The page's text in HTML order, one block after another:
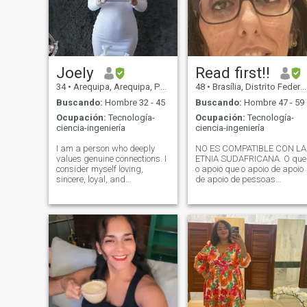
technology and I like
intellectual conversations. I’m
Kind, Understanding.
Affectionate and Very
Passionate with the right
man with a wallet to please
me, NOR a Perfect Body that
IMPRESS ME.
Joely
34 • Arequipa, Arequipa, Perú
Buscando: Hombre 32 - 45
Ocupación: Tecnología-
ciencia-ingeniería
I am a person who deeply
values ​​genuine connections. I
consider myself loving,
sincere, loyal, and
enjoy both city life and quiet
moments in nature. I have a
great sense of humor and I
like to make the people I love
laugh; my sense of humor is
an essential part of who I
am, and I believe that
laughter is the universal
language for connecting. In
addition, I have a curious
Read first!!
48 • Brasília, Distrito Federal, Brasil
Buscando: Hombre 47 - 59
Ocupación: Tecnología-
ciencia-ingeniería
NO ES COMPATIBLE CON LA
ETNIA SUDAFRICANA. O que
o apoio que o apoio de apoio
de apoio de pessoas
reciente porque es frustrado
saber que la foto no es
realidad.Quién tiene una
salud oral decente. ¡¡¡¡¡¡¡Qui a
une bonne santé bucco-
dentaire!!!!!